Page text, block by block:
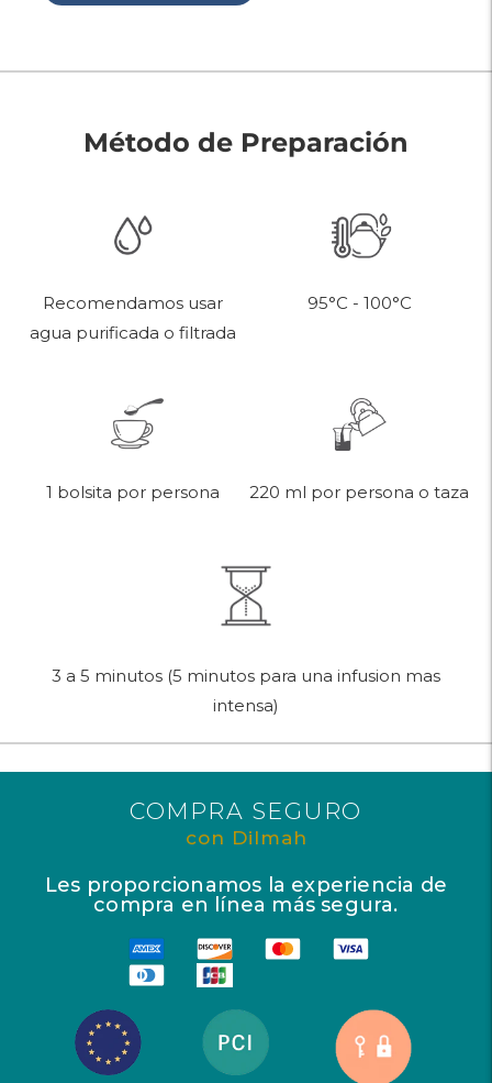
Método de Preparación
Recomendamos usar
agua purificada o filtrada
95°C - 100°C
1 bolsita por persona 220 ml por persona o taza
3 a 5 minutos (5 minutos para una infusion mas
intensa)
COMPRA SEGURO
con Dilmah
Les proporcionamos la experiencia de
compra en línea más segura.